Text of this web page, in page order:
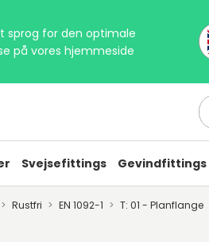
sprog for den optimale
på vores hjemmeside
Svejsefittings Gevindfittings
Rustfri EN 1092-1 T: 01 - Planflange